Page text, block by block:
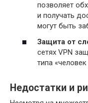
позволяет
и получать
могут быть
Защита от
сетях VPN
типа
Недостатки и